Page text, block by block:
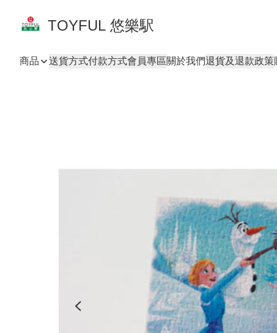
TOYFUL 悠樂駅
商品 送貨方式付款方式會員專區關於我們退貨及退款政策